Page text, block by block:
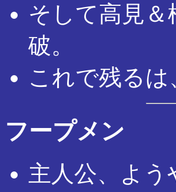
そして高見
破。
これで残る
フープメン
主人公、よう